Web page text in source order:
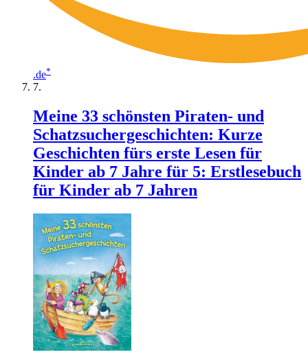
.de*
Meine 33 schönsten Piraten- und
Schatzsuchergeschichten: Kurze
Geschichten fürs erste Lesen für
Kinder ab 7 Jahre für 5: Erstlesebuch
für Kinder ab 7 Jahren